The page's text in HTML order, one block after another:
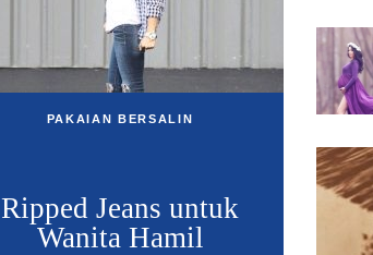
PAKAIAN BERSALIN
Ripped Jeans untuk
Wanita Hamil